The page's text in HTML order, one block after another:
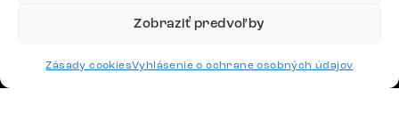
Zobraziť predvoľby
Zásady cookiesVyhlásenie o ochrane osobných údajov
Platby